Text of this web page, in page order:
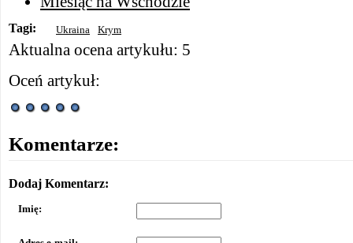
Tagi: Ukraina Krym
Aktualna ocena artykułu: 5
Oceń artykuł:
Komentarze:
Dodaj Komentarz:
Imię: